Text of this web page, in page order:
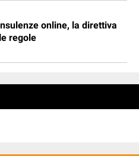
online, la direttiva
regole